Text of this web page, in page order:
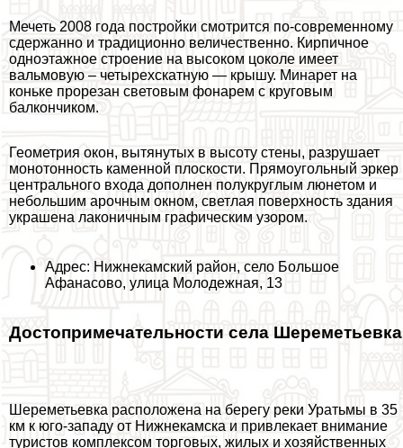
Мечеть 2008 года постройки смотрится по-современному
сдержанно и традиционно величественно. Кирпичное
одноэтажное строение на высоком цоколе имеет
вальмовую – четырехскатную — крышу. Минарет на
коньке прорезан световым фонарем с круговым
балкончиком.
Геометрия окон, вытянутых в высоту стены, разрушает
монотонность каменной плоскости. Прямоугольный эркер
центрального входа дополнен полукруглым люнетом и
небольшим арочным окном, светлая поверхность здания
украшена лаконичным графическим узором.
Адрес: Нижнекамский район, село Большое
Афанасово, улица Молодежная, 13
Достопримечательности села Шереметьевка
Шереметьевка расположена на берегу реки Уратьмы в 35
км к юго-западу от Нижнекамска и привлекает внимание
туристов комплексом торговых, жилых и хозяйственных